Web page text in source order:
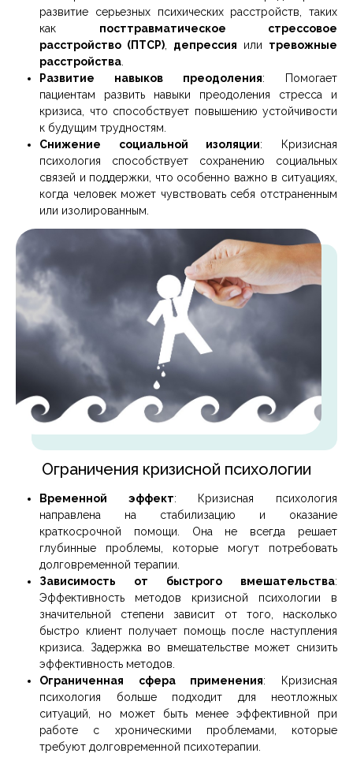
развитие серьезных психических расстройств, таких
как посттравматическое стрессовое
расстройство (ПТСР), депрессия или тревожные
расстройства.
Развитие навыков преодоления: Помогает
пациентам развить навыки преодоления стресса и
кризиса, что способствует повышению устойчивости
к будущим трудностям.
Снижение социальной изоляции: Кризисная
психология способствует сохранению социальных
связей и поддержки, что особенно важно в ситуациях,
когда человек может чувствовать себя отстраненным
или изолированным.
Ограничения кризисной психологии
Временной эффект: Кризисная психология
направлена на стабилизацию и оказание
краткосрочной помощи. Она не всегда решает
глубинные проблемы, которые могут потребовать
долговременной терапии.
Зависимость от быстрого вмешательства:
Эффективность методов кризисной психологии в
значительной степени зависит от того, насколько
быстро клиент получает помощь после наступления
кризиса. Задержка во вмешательстве может снизить
эффективность методов.
Ограниченная сфера применения: Кризисная
психология больше подходит для неотложных
ситуаций, но может быть менее эффективной при
работе с хроническими проблемами, которые
требуют долговременной психотерапии.